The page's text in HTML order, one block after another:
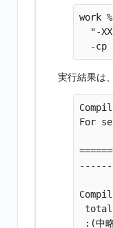
work
"-
実行結果は、
For
total
:(中